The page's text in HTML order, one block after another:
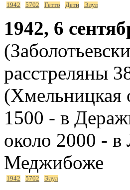
1942 5702 Гетто Дети Элул
1942, 6
расстреляны
(Хмельницкая
1500 - в
около 2000 -
Меджибоже
1942 5702 Элул